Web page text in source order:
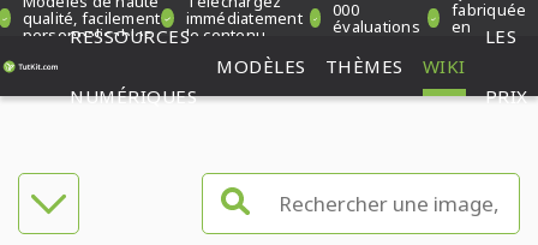
qualité, facilement
personnalisables
immédiatement
le contenu
000
évaluations
fabriquée
en
Allemagne
RESSOURCES
NUMÉRIQUES
MODÈLES THÈMES WIKI
LES
PRIX